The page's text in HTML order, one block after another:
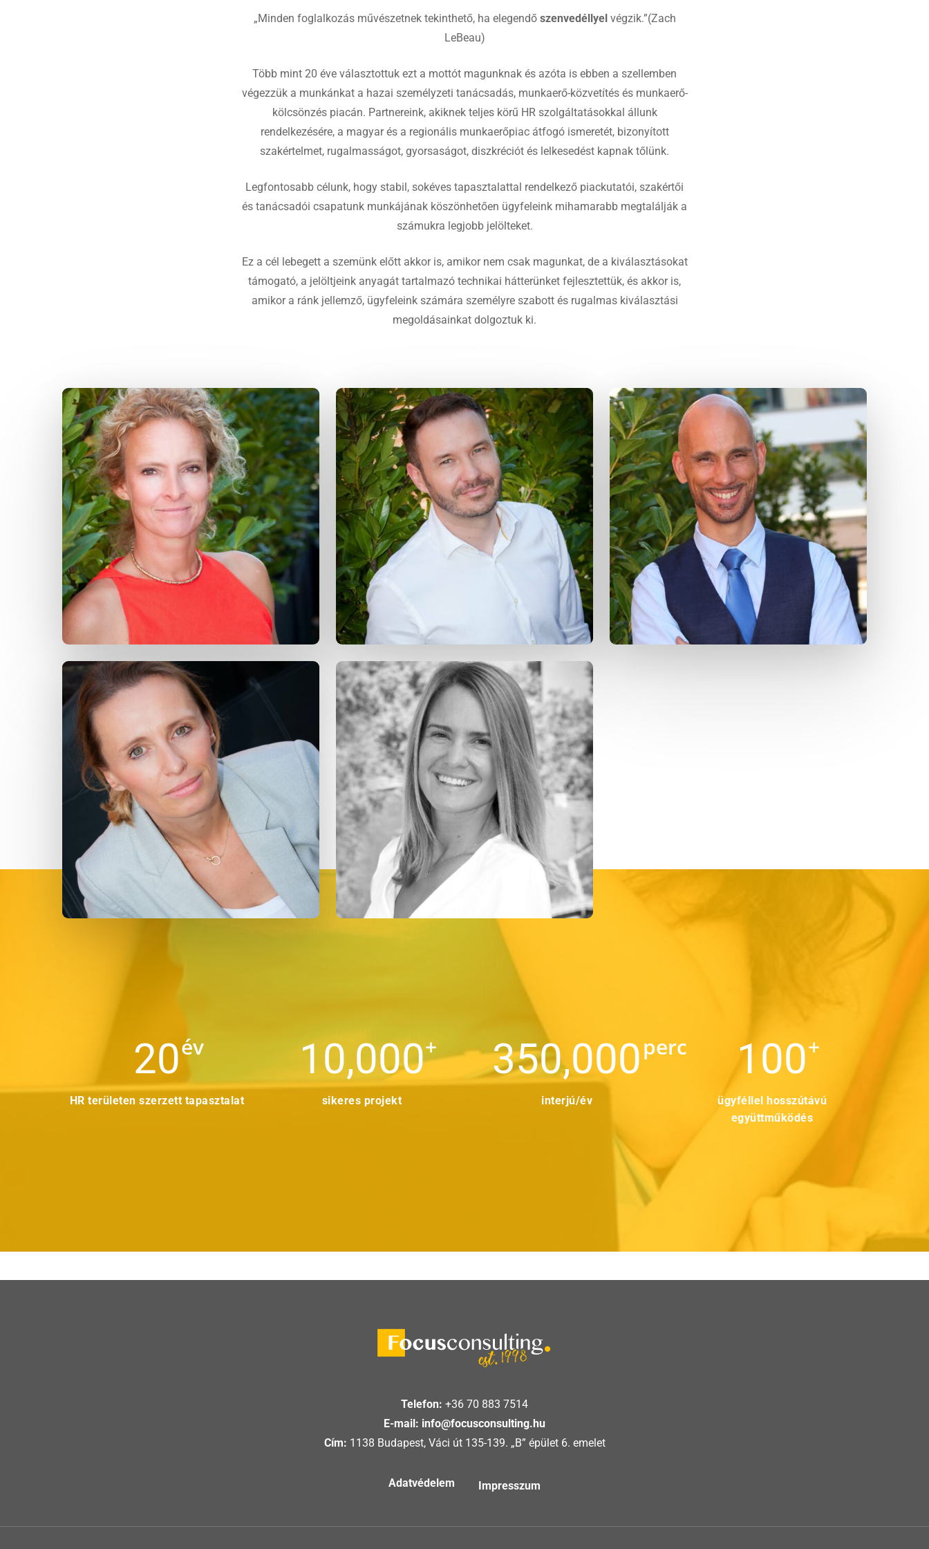
„Minden foglalkozás művészetnek tekinthető, ha elegendő szenvedéllyel végzik.”(Zach
LeBeau)
Több mint 20 éve választottuk ezt a mottót magunknak és azóta is ebben a szellemben
végezzük a munkánkat a hazai személyzeti tanácsadás, munkaerő-közvetítés és munkaerő-
kölcsönzés piacán. Partnereink, akiknek teljes körű HR szolgáltatásokkal állunk
rendelkezésére, a magyar és a regionális munkaerőpiac átfogó ismeretét, bizonyított
szakértelmet, rugalmasságot, gyorsaságot, diszkréciót és lelkesedést kapnak tőlünk.
Legfontosabb célunk, hogy stabil, sokéves tapasztalattal rendelkező piackutatói, szakértői
és tanácsadói csapatunk munkájának köszönhetően ügyfeleink mihamarabb megtalálják a
számukra legjobb jelölteket.
Ez a cél lebegett a szemünk előtt akkor is, amikor nem csak magunkat, de a kiválasztásokat
támogató, a jelöltjeink anyagát tartalmazó technikai hátterünket fejlesztettük, és akkor is,
amikor a ránk jellemző, ügyfeleink számára személyre szabott és rugalmas kiválasztási
megoldásainkat dolgoztuk ki.
20év
HR területen szerzett tapasztalat
10,000+
sikeres projekt
350,000perc
interjú/év
100+
ügyféllel hosszútávú
együttműködés
Telefon: +36 70 883 7514
E-mail: info@focusconsulting.hu
Cím: 1138 Budapest, Váci út 135-139. „B” épület 6. emelet
Adatvédelem Impresszum